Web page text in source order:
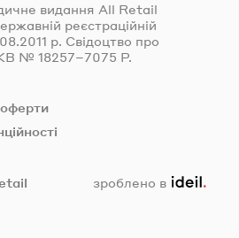
видання All Retail
реєстраційній
р. Свідоцтво про
№ 18257–7075 Р.
оферти
зроблено в ideil.